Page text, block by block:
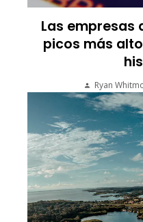
Las empresas
picos más
Ryan